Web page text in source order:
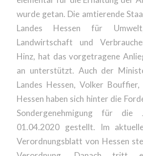
wurde getan. Die amtierende
Landes Hessen für
Landwirtschaft und
Hinz, hat das vorgetragene
an unterstützt. Auch der
Landes Hessen, Volker
Hessen haben sich hinter die
Sondergenehmigung für
01.04.2020 gestellt. Im
Verordnungsblatt von Hessen